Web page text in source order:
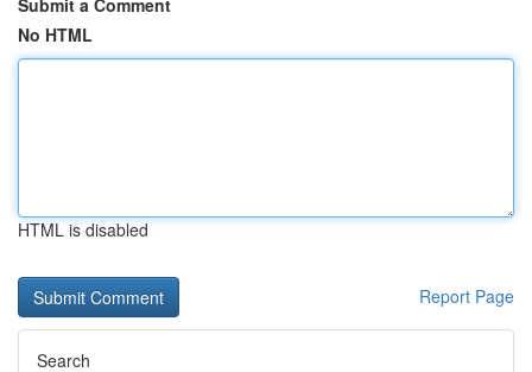
Submit a Comment
No HTML
HTML is disabled
Report Page
Search